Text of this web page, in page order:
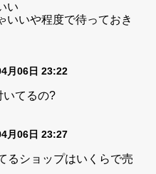
い
いいや程度で待っておき
月06日 23:22
いてるの?
月06日 23:27
るショップはいくらで売